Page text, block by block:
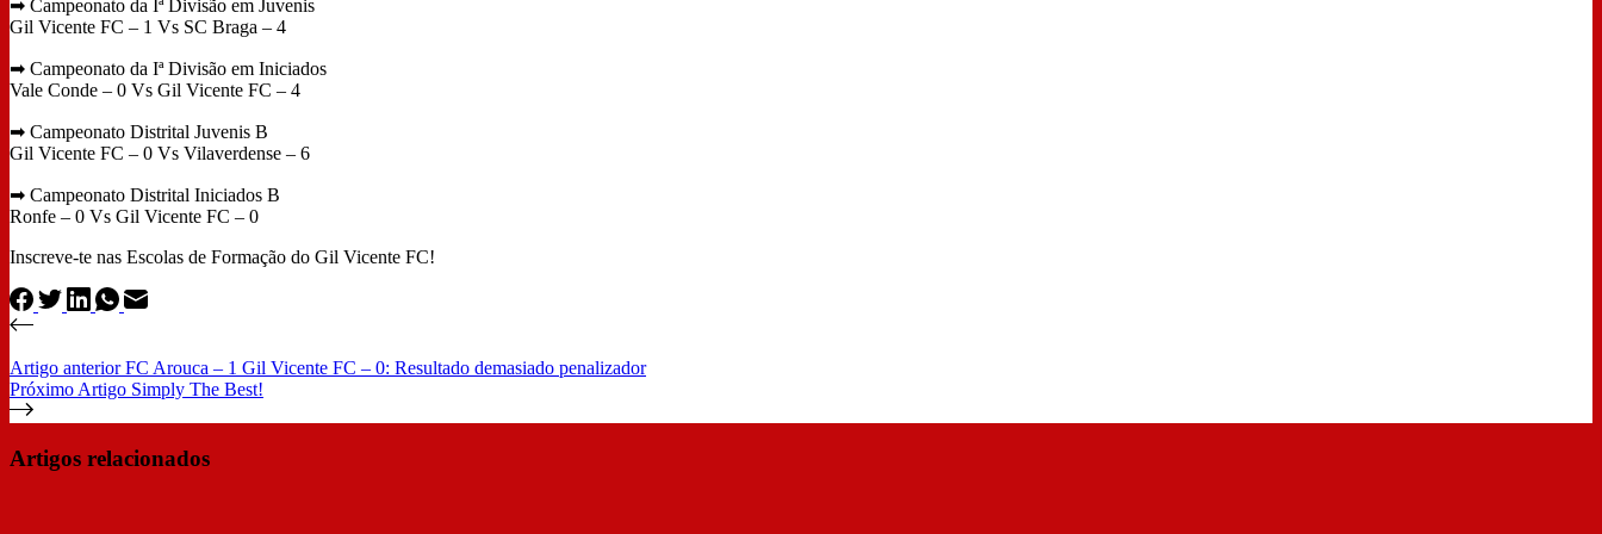
➡ Campeonato da Iª Divisão em Juvenis
Gil Vicente FC – 1 Vs SC Braga – 4
➡ Campeonato da Iª Divisão em Iniciados
Vale Conde – 0 Vs Gil Vicente FC – 4
➡ Campeonato Distrital Juvenis B
Gil Vicente FC – 0 Vs Vilaverdense – 6
➡ Campeonato Distrital Iniciados B
Ronfe – 0 Vs Gil Vicente FC – 0
Inscreve-te nas Escolas de Formação do Gil Vicente FC!
Artigo anteriorFC Arouca – 1 Gil Vicente FC – 0: Resultado demasiado penalizador
Próximo Artigo Simply The Best!
Artigos relacionados